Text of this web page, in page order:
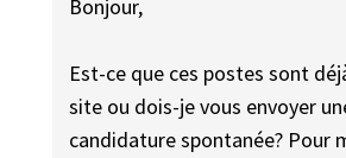
Bonjour,
Est-ce que ces postes sont
site ou dois-je vous envoyer
candidature spontanée? Pour